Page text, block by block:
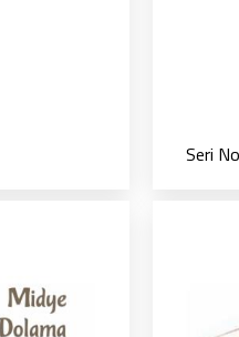
Seri